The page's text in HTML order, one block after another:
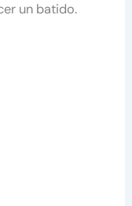
un batido.